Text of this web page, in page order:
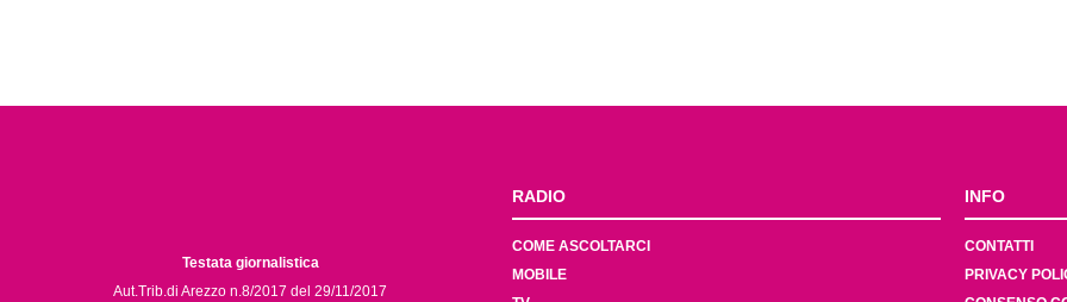
Testata giornalistica
Aut.Trib.di Arezzo n.8/2017 del 29/11/2017
RADIO
COME ASCOLTARCI
MOBILE
INFO
CONTATTI
PRIVACY